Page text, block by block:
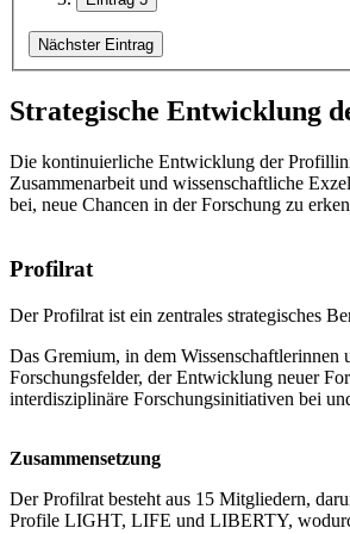
Nächster Eintrag
Strategische Entwicklung
Die kontinuierliche Entwicklung der
Zusammenarbeit und wissenschaftliche
bei, neue Chancen in der Forschung zu
Profilrat
Der Profilrat ist ein zentrales strategisches
Das Gremium, in dem Wissenschaftlerinnen
Forschungsfelder, der Entwicklung neuer
interdisziplinäre Forschungsinitiativen bei
Zusammensetzung
Der Profilrat besteht aus 15 Mitgliedern,
Profile LIGHT, LIFE und LIBERTY,